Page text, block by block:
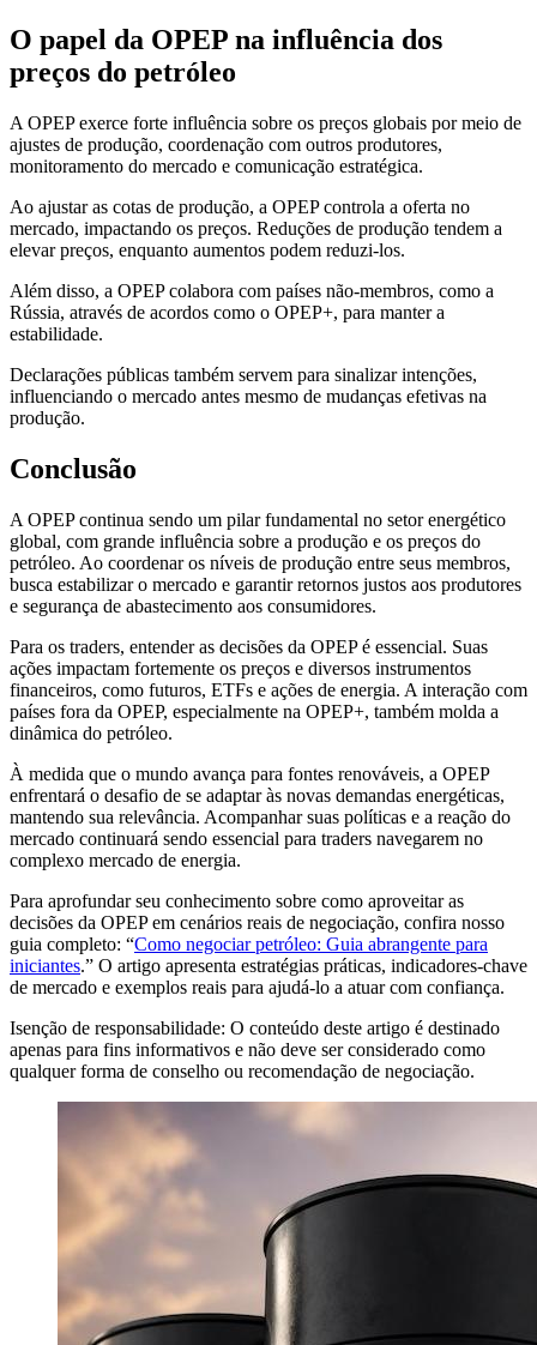
O papel da OPEP na influência dos
preços do petróleo
A OPEP exerce forte influência sobre os preços globais por meio de
ajustes de produção, coordenação com outros produtores,
monitoramento do mercado e comunicação estratégica.
Ao ajustar as cotas de produção, a OPEP controla a oferta no
mercado, impactando os preços. Reduções de produção tendem a
elevar preços, enquanto aumentos podem reduzi-los.
Além disso, a OPEP colabora com países não-membros, como a
Rússia, através de acordos como o OPEP+, para manter a
estabilidade.
Declarações públicas também servem para sinalizar intenções,
influenciando o mercado antes mesmo de mudanças efetivas na
produção.
Conclusão
A OPEP continua sendo um pilar fundamental no setor energético
global, com grande influência sobre a produção e os preços do
petróleo. Ao coordenar os níveis de produção entre seus membros,
busca estabilizar o mercado e garantir retornos justos aos produtores
e segurança de abastecimento aos consumidores.
Para os traders, entender as decisões da OPEP é essencial. Suas
ações impactam fortemente os preços e diversos instrumentos
financeiros, como futuros, ETFs e ações de energia. A interação com
países fora da OPEP, especialmente na OPEP+, também molda a
dinâmica do petróleo.
À medida que o mundo avança para fontes renováveis, a OPEP
enfrentará o desafio de se adaptar às novas demandas energéticas,
mantendo sua relevância. Acompanhar suas políticas e a reação do
mercado continuará sendo essencial para traders navegarem no
complexo mercado de energia.
Para aprofundar seu conhecimento sobre como aproveitar as
decisões da OPEP em cenários reais de negociação, confira nosso
guia completo: “Como negociar petróleo: Guia abrangente para
iniciantes.” O artigo apresenta estratégias práticas, indicadores-chave
de mercado e exemplos reais para ajudá-lo a atuar com confiança.
Isenção de responsabilidade: O conteúdo deste artigo é destinado
apenas para fins informativos e não deve ser considerado como
qualquer forma de conselho ou recomendação de negociação.